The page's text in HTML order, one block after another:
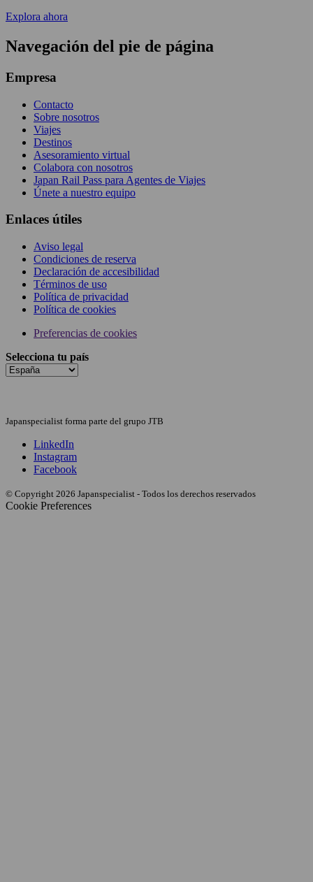
Explora ahora
Navegación del pie de página
Empresa
Contacto
Sobre nosotros
Viajes
Destinos
Asesoramiento virtual
Colabora con nosotros
Japan Rail Pass para Agentes de Viajes
Únete a nuestro equipo
Enlaces útiles
Aviso legal
Condiciones de reserva
Declaración de accesibilidad
Términos de uso
Política de privacidad
Política de cookies
Preferencias de cookies
Selecciona tu país
Japanspecialist forma parte del grupo JTB
LinkedIn
Instagram
Facebook
© Copyright 2026 Japanspecialist - Todos los derechos reservados
Cookie Preferences